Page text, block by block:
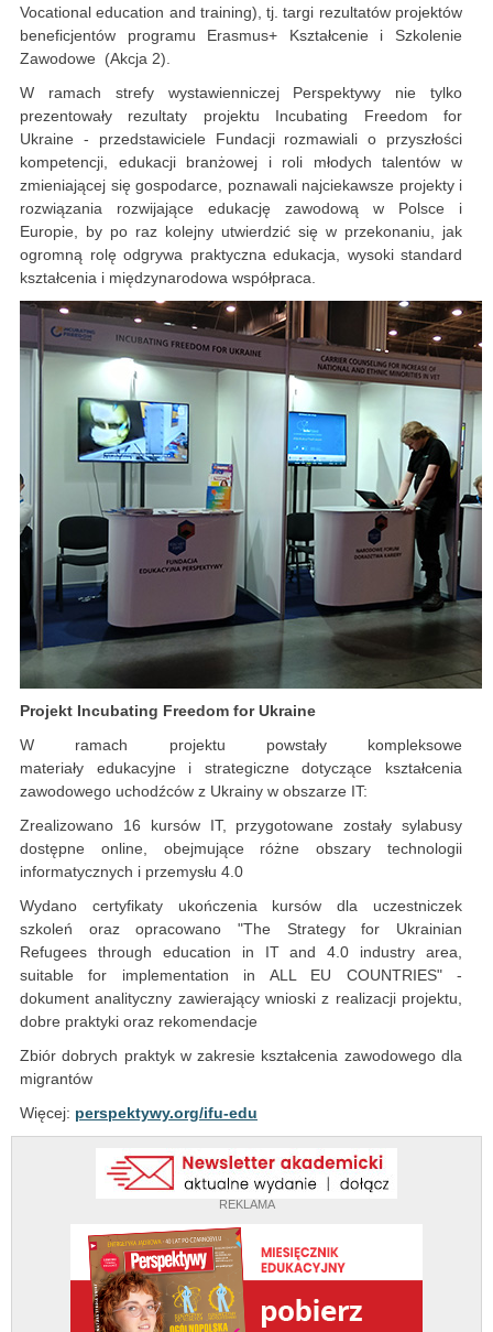
REKLAMA
Vocational education and training), tj. targi rezultatów projektów
beneficjentów programu Erasmus+ Kształcenie i Szkolenie
Zawodowe (Akcja 2).
W ramach strefy wystawienniczej Perspektywy nie tylko
prezentowały rezultaty projektu Incubating Freedom for
Ukraine - przedstawiciele Fundacji rozmawiali o przyszłości
kompetencji, edukacji branżowej i roli młodych talentów w
zmieniającej się gospodarce, poznawali najciekawsze projekty i
rozwiązania rozwijające edukację zawodową w Polsce i
Europie, by po raz kolejny utwierdzić się w przekonaniu, jak
ogromną rolę odgrywa praktyczna edukacja, wysoki standard
kształcenia i międzynarodowa współpraca.
Projekt Incubating Freedom for Ukraine
W ramach projektu powstały kompleksowe
materiały edukacyjne i strategiczne dotyczące kształcenia
zawodowego uchodźców z Ukrainy w obszarze IT:
Zrealizowano 16 kursów IT, przygotowane zostały sylabusy
dostępne online, obejmujące różne obszary technologii
informatycznych i przemysłu 4.0
Wydano certyfikaty ukończenia kursów dla uczestniczek
szkoleń oraz opracowano "The Strategy for Ukrainian
Refugees through education in IT and 4.0 industry area,
suitable for implementation in ALL EU COUNTRIES" -
dokument analityczny zawierający wnioski z realizacji projektu,
dobre praktyki oraz rekomendacje
Zbiór dobrych praktyk w zakresie kształcenia zawodowego dla
migrantów
Więcej: perspektywy.org/ifu-edu